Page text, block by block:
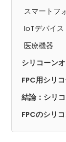
スマートフ
IoTデバイス
医療機器
シリコーン
FPC用シリ
結論：シリ
FPCのシリ